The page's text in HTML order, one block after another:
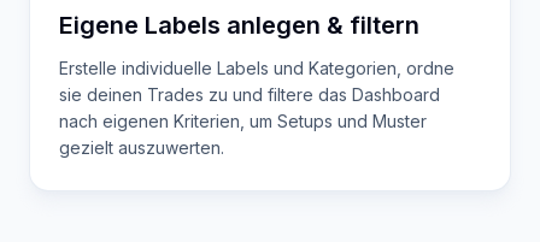
Eigene Labels anlegen & filtern
Erstelle individuelle Labels und Kategorien, ordne
sie deinen Trades zu und filtere das Dashboard
nach eigenen Kriterien, um Setups und Muster
gezielt auszuwerten.